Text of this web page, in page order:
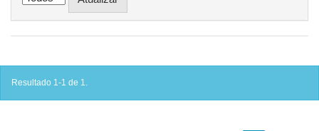
Resultado 1-1 de 1.